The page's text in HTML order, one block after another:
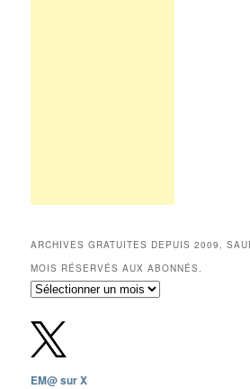
ARCHIVES GRATUITES DEPUIS 2009,
MOIS RÉSERVÉS AUX ABONNÉS.
Archives
depuis
2009,
sauf
les
EM@ sur X